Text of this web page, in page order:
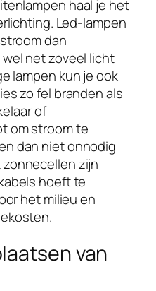
haal je het
Led-lampen
dan
net zoveel licht
lampen kun je ook
zo fel branden als
of
om stroom te
dan niet onnodig
zijn
hoeft te
het milieu en
van